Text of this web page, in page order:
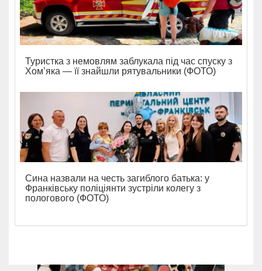
Туристка з немовлям заблукала під час спуску з
Хом’яка — її знайшли рятувальники (ФОТО)
Сина назвали на честь загиблого батька: у
Франківську поліціянти зустріли колегу з
пологового (ФОТО)